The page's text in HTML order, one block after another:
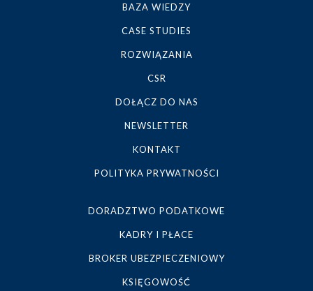
BAZA WIEDZY
CASE STUDIES
ROZWIĄZANIA
CSR
DOŁĄCZ DO NAS
NEWSLETTER
KONTAKT
POLITYKA PRYWATNOŚCI
DORADZTWO PODATKOWE
KADRY I PŁACE
BROKER UBEZPIECZENIOWY
KSIĘGOWOŚĆ